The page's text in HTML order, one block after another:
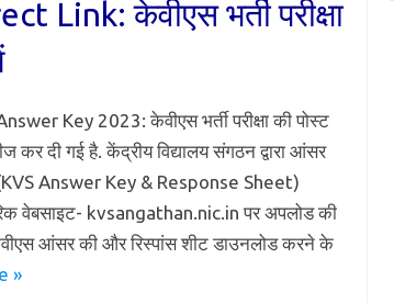
केवीएस भर्ती परीक्षा
Key 2023: केवीएस भर्ती परीक्षा की पोस्ट
कर दी गई है. केंद्रीय विद्यालय संगठन द्वारा आंसर
(KVS Answer Key & Response Sheet)
वेबसाइट- kvsangathan.nic.in पर अपलोड की
आंसर की और रिस्पांस शीट डाउनलोड करने के
»